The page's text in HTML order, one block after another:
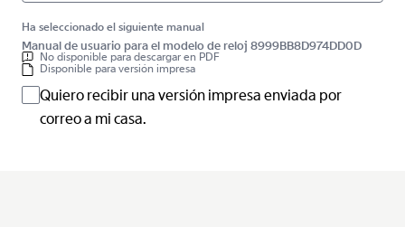
Ha seleccionado el siguiente manual
Manual de usuario para el modelo de reloj 8999BB8D974DD0D
No disponible para descargar en PDF
Disponible para versión impresa
Quiero recibir una versión impresa enviada por
correo a mi casa.